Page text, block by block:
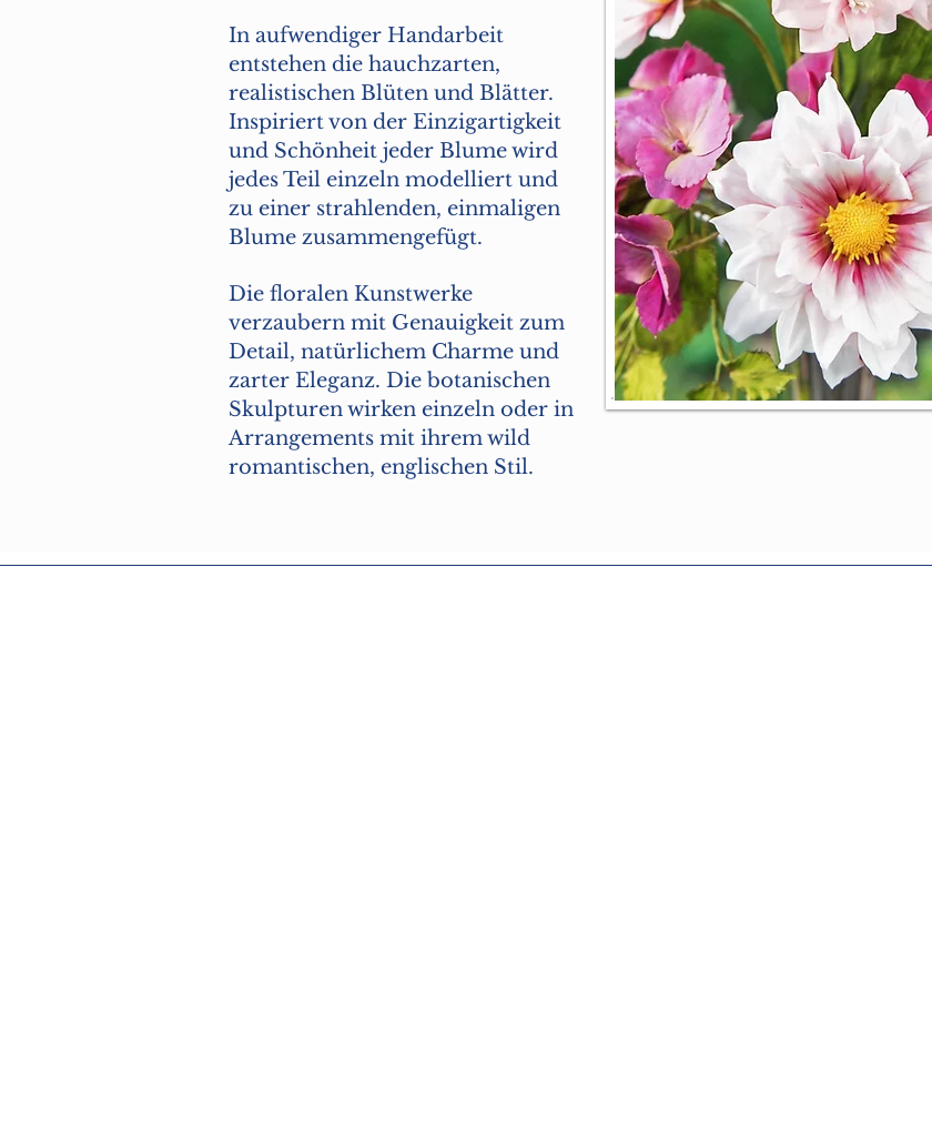
In aufwendiger Handarbeit
entstehen die hauchzarten,
realistischen Blüten und Blätter.
Inspiriert von der Einzigartigkeit
und Schönheit jeder Blume wird
jedes Teil einzeln modelliert und
zu einer strahlenden, einmaligen
Blume zusammengefügt.
Die floralen Kunstwerke
verzaubern mit Genauigkeit zum
Detail, natürlichem Charme und
zarter Eleganz. Die botanischen
Skulpturen wirken einzeln oder in
Arrangements mit ihrem wild
romantischen, englischen Stil.